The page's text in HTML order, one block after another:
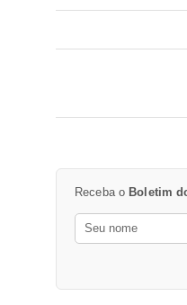
Receba o Boletim